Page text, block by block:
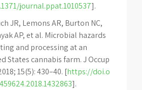
journal.ppat.1010537].
JR, Lemons AR, Burton NC,
AP, et al. Microbial hazards
and processing at an
States cannabis farm. J Occup
15(5): 430–40. [https://doi.o
].